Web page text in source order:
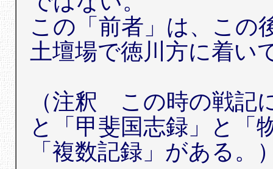
この「前者」は、この
土壇場で徳川方に着い
（注釈 この時の戦記
と「甲斐国志録」と「
「複数記録」がある。